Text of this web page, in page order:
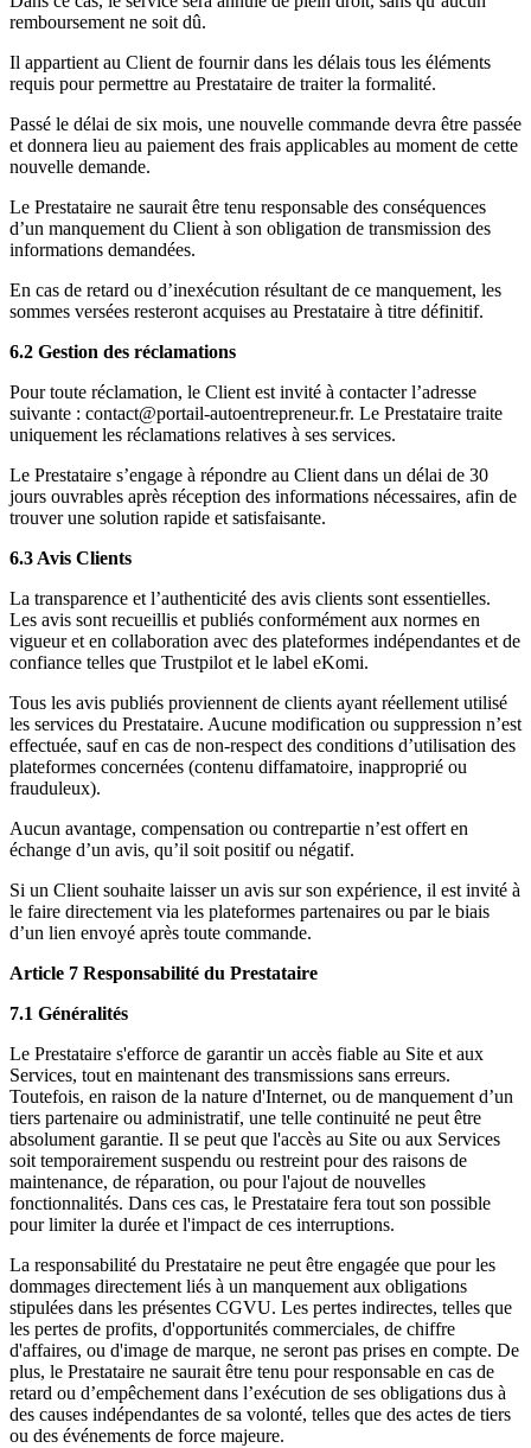
remboursement ne soit dû.
Il appartient au Client de fournir dans les délais tous les éléments
requis pour permettre au Prestataire de traiter la formalité.
Passé le délai de six mois, une nouvelle commande devra être passée
et donnera lieu au paiement des frais applicables au moment de cette
nouvelle demande.
Le Prestataire ne saurait être tenu responsable des conséquences
d’un manquement du Client à son obligation de transmission des
informations demandées.
En cas de retard ou d’inexécution résultant de ce manquement, les
sommes versées resteront acquises au Prestataire à titre définitif.
6.2 Gestion des réclamations
Pour toute réclamation, le Client est invité à contacter l’adresse
suivante : contact@portail-autoentrepreneur.fr. Le Prestataire traite
uniquement les réclamations relatives à ses services.
Le Prestataire s’engage à répondre au Client dans un délai de 30
jours ouvrables après réception des informations nécessaires, afin de
trouver une solution rapide et satisfaisante.
6.3 Avis Clients
La transparence et l’authenticité des avis clients sont essentielles.
Les avis sont recueillis et publiés conformément aux normes en
vigueur et en collaboration avec des plateformes indépendantes et de
confiance telles que Trustpilot et le label eKomi.
Tous les avis publiés proviennent de clients ayant réellement utilisé
les services du Prestataire. Aucune modification ou suppression n’est
effectuée, sauf en cas de non-respect des conditions d’utilisation des
plateformes concernées (contenu diffamatoire, inapproprié ou
frauduleux).
Aucun avantage, compensation ou contrepartie n’est offert en
échange d’un avis, qu’il soit positif ou négatif.
Si un Client souhaite laisser un avis sur son expérience, il est invité à
le faire directement via les plateformes partenaires ou par le biais
d’un lien envoyé après toute commande.
Article 7 Responsabilité du Prestataire
7.1 Généralités
Le Prestataire s'efforce de garantir un accès fiable au Site et aux
Services, tout en maintenant des transmissions sans erreurs.
Toutefois, en raison de la nature d'Internet, ou de manquement d’un
tiers partenaire ou administratif, une telle continuité ne peut être
absolument garantie. Il se peut que l'accès au Site ou aux Services
soit temporairement suspendu ou restreint pour des raisons de
maintenance, de réparation, ou pour l'ajout de nouvelles
fonctionnalités. Dans ces cas, le Prestataire fera tout son possible
pour limiter la durée et l'impact de ces interruptions.
La responsabilité du Prestataire ne peut être engagée que pour les
dommages directement liés à un manquement aux obligations
stipulées dans les présentes CGVU. Les pertes indirectes, telles que
les pertes de profits, d'opportunités commerciales, de chiffre
d'affaires, ou d'image de marque, ne seront pas prises en compte. De
plus, le Prestataire ne saurait être tenu pour responsable en cas de
retard ou d’empêchement dans l’exécution de ses obligations dus à
des causes indépendantes de sa volonté, telles que des actes de tiers
ou des événements de force majeure.